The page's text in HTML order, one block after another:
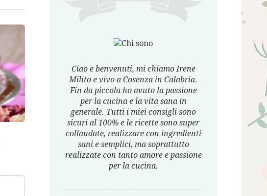
Ciao e benvenuti, mi chiamo Irene
Milito e vivo a Cosenza in Calabria.
Fin da piccola ho avuto la passione
per la cucina e la vita sana in
generale. Tutti i miei consigli sono
sicuri al 100% e le ricette sono super
collaudate, realizzare con ingredienti
sani e semplici, ma soprattutto
realizzate con tanto amore e passione
per la cucina.